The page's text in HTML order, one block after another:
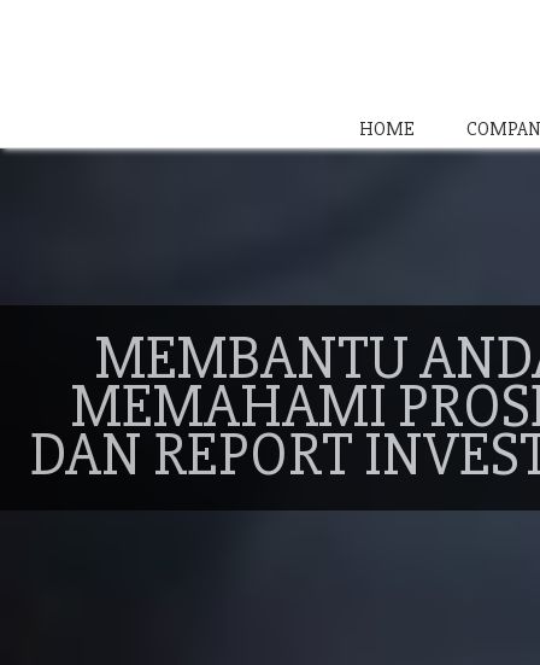
HOME
MEMBANTU
MEMAHAMI
DAN REPORT